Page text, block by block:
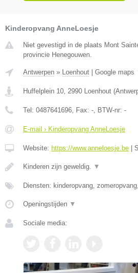
Kinderopvang AnneLoesje
Niet gevestigd in de plaats Mont
provincie Henegouwen.
Antwerpen » Loenhout Google maps
Huffelplein 10, 2990 Loenhout (
Tel: 0487641696, Fax: -, BTW-nr: -
E-mail › Kinderopvang AnneLoesje
Website: https://www.anneloesje.be
Kinderen zijn geweldig. ▼
Diensten: kinderopvang,
Openingstijden ▼
Sociale media: